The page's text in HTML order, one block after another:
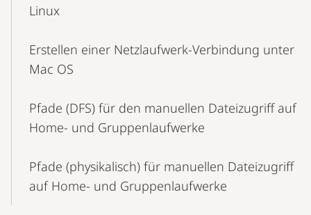
Linux
Erstellen einer Netzlaufwerk-Verbindung unter
Mac OS
Pfade (DFS) für den manuellen Dateizugriff auf
Home- und Gruppenlaufwerke
Pfade (physikalisch) für manuellen Dateizugriff
auf Home- und Gruppenlaufwerke